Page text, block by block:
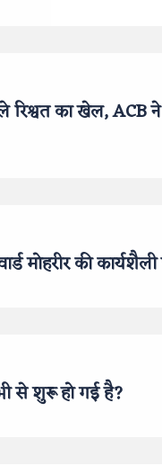
का खेल, ACB
मोहरीर की
से शुरू हो गई है?